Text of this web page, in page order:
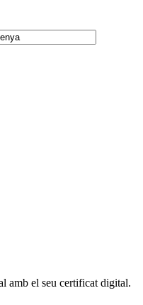
amb el seu certificat digital.